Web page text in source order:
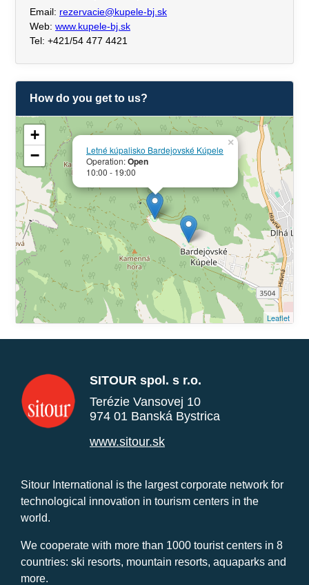
Email: rezervacie@kupele-bj.sk
Web: www.kupele-bj.sk
Tel: +421/54 477 4421
How do you get to us?
Letné kúpalisko Bardejovské Kúpele
Operation:Open
10:00 - 19:00
×
+
−
Leaflet
SITOUR spol. s r.o.
Terézie Vansovej 10
974 01 Banská Bystrica
www.sitour.sk
Sitour International is the largest corporate network for
technological innovation in tourism centers in the
world.
We cooperate with more than 1000 tourist centers in 8
countries: ski resorts, mountain resorts, aquaparks and
more.